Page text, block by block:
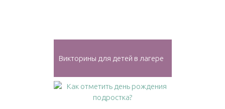
Викторины для детей в лагере